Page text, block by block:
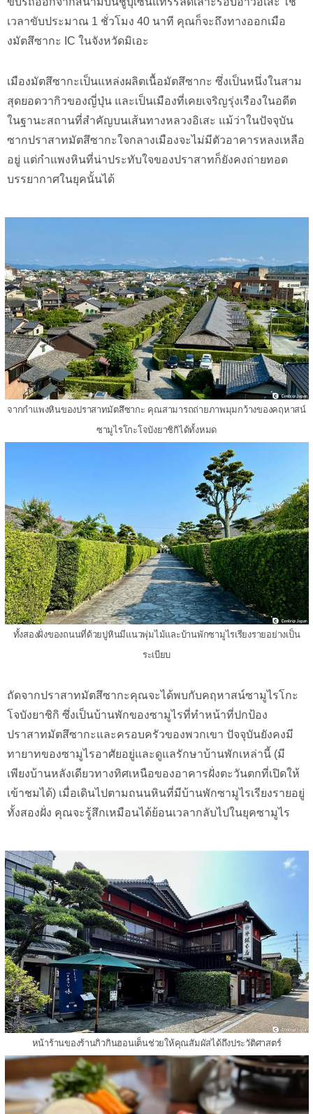
เวลาขับประมาณ 1 ชั่วโมง 40 นาที คุณก็จะถึงทางออกเมือ
งมัตสึซากะ IC ในจังหวัดมิเอะ
เมืองมัตสึซากะเป็นแหล่งผลิตเนื้อมัตสึซากะ ซึ่งเป็นหนึ่งในสาม
สุดยอดวากิวของญี่ปุ่น และเป็นเมืองที่เคยเจริญรุ่งเรืองในอดีต
ในฐานะสถานที่สำคัญบนเส้นทางหลวงอิเสะ แม้ว่าในปัจจุบัน
ซากปราสาทมัตสึซากะใจกลางเมืองจะไม่มีตัวอาคารหลงเหลือ
อยู่ แต่กำแพงหินที่น่าประทับใจของปราสาทก็ยังคงถ่ายทอด
บรรยากาศในยุคนั้นได้
จากกำแพงหินของปราสาทมัตสึซากะ คุณสามารถถ่ายภาพมุมกว้างของคฤหาสน์
ซามูไรโกะโจบังยาชิกิได้ทั้งหมด
ทั้งสองฝั่งของถนนที่ด้วยปูหินมีแนวพุ่มไม้และบ้านพักซามูไรเรียงรายอย่างเป็น
ระเบียบ
ถัดจากปราสาทมัตสึซากะคุณจะได้พบกับคฤหาสน์ซามูไรโกะ
โจบังยาชิกิ ซึ่งเป็นบ้านพักของซามูไรที่ทำหน้าที่ปกป้อง
ปราสาทมัตสึซากะและครอบครัวของพวกเขา ปัจจุบันยังคงมี
ทายาทของซามูไรอาศัยอยู่และดูแลรักษาบ้านพักเหล่านี้ (มี
เพียงบ้านหลังเดียวทางทิศเหนือของอาคารฝั่งตะวันตกที่เปิดให้
เข้าชมได้) เมื่อเดินไปตามถนนหินที่มีบ้านพักซามูไรเรียงรายอยู่
ทั้งสองฝั่ง คุณจะรู้สึกเหมือนได้ย้อนเวลากลับไปในยุคซามูไร
หน้าร้านของร้านกิวกินฮอนเต็นช่วยให้คุณสัมผัสได้ถึงประวัติศาสตร์